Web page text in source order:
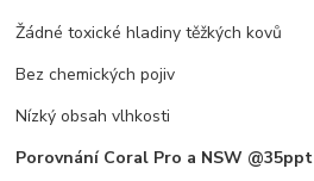
Žádné toxické hladiny těžkých kovů
Bez chemických pojiv
Nízký obsah vlhkosti
Porovnání Coral Pro a NSW @35ppt